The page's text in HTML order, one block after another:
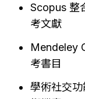
Scopus 整
考文獻
Mendeley
考書目
學術社交